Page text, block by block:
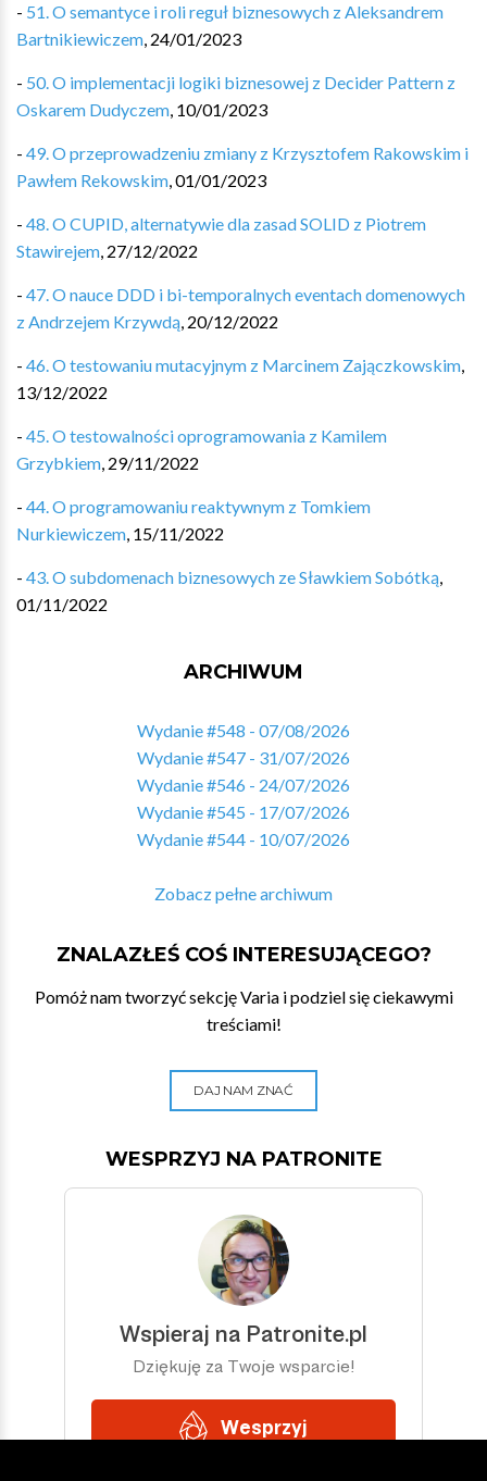
- 51. O semantyce i roli reguł biznesowych z Aleksandrem
Bartnikiewiczem, 24/01/2023
- 50. O implementacji logiki biznesowej z Decider Pattern z
Oskarem Dudyczem, 10/01/2023
- 49. O przeprowadzeniu zmiany z Krzysztofem Rakowskim i
Pawłem Rekowskim,01/01/2023
- 48. O CUPID, alternatywie dla zasad SOLID z Piotrem
Stawirejem, 27/12/2022
- 47. O nauce DDD i bi-temporalnych eventach domenowych
z Andrzejem Krzywdą, 20/12/2022
- 46. O testowaniu mutacyjnym z Marcinem Zajączkowskim,
13/12/2022
- 45. O testowalności oprogramowania z Kamilem
Grzybkiem, 29/11/2022
- 44. O programowaniu reaktywnym z Tomkiem
Nurkiewiczem, 15/11/2022
- 43. O subdomenach biznesowych ze Sławkiem Sobótką,
01/11/2022
ARCHIWUM
Wydanie #548 - 07/08/2026
Wydanie #547 - 31/07/2026
Wydanie #546 - 24/07/2026
Wydanie #545 - 17/07/2026
Wydanie #544 - 10/07/2026
Zobacz pełne archiwum
ZNALAZŁEŚ COŚ INTERESUJĄCEGO?
Pomóż nam tworzyć sekcję Varia i podziel się ciekawymi
treściami!
DAJ NAM ZNAĆ
WESPRZYJ NA PATRONITE